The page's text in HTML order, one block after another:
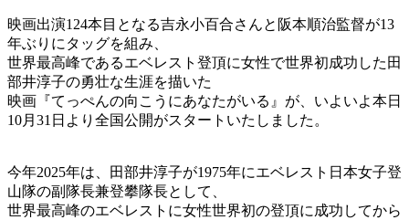
映画出演124本目となる吉永小百合さんと阪本順治監督が13
年ぶりにタッグを組み、
世界最高峰であるエベレスト登頂に女性で世界初成功した田
部井淳子の勇壮な生涯を描いた
映画『てっぺんの向こうにあなたがいる』が、いよいよ本日
10月31日より全国公開がスタートいたしました。
今年2025年は、田部井淳子が1975年にエベレスト日本女子登
山隊の副隊長兼登攀隊長として、
世界最高峰のエベレストに女性世界初の登頂に成功してから